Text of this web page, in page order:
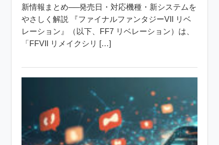
新情報まとめ──発売日・対応機種・新システムを
やさしく解説 『ファイナルファンタジーVII リベ
レーション』（以下、FF7 リベレーション）は、
「FFVII リメイクシリ […]